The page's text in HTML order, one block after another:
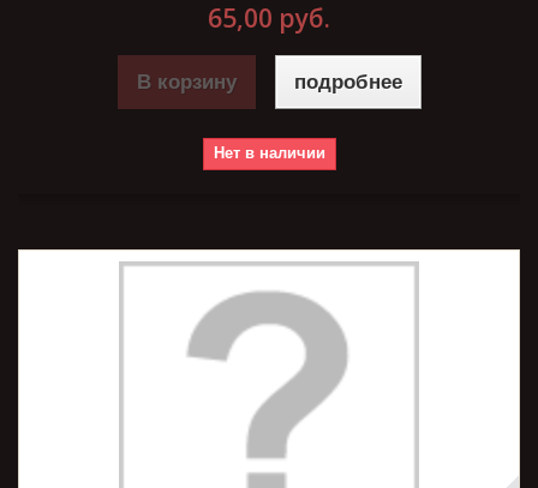
65,00 руб.
В корзину подробнее
Нет в наличии